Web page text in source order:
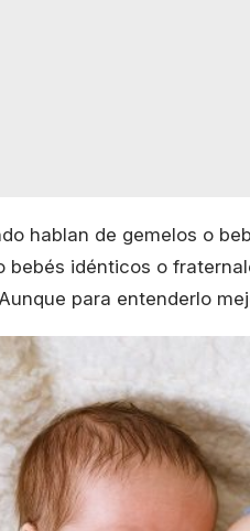
hablan de gemelos o
bebés idénticos o
para entenderlo